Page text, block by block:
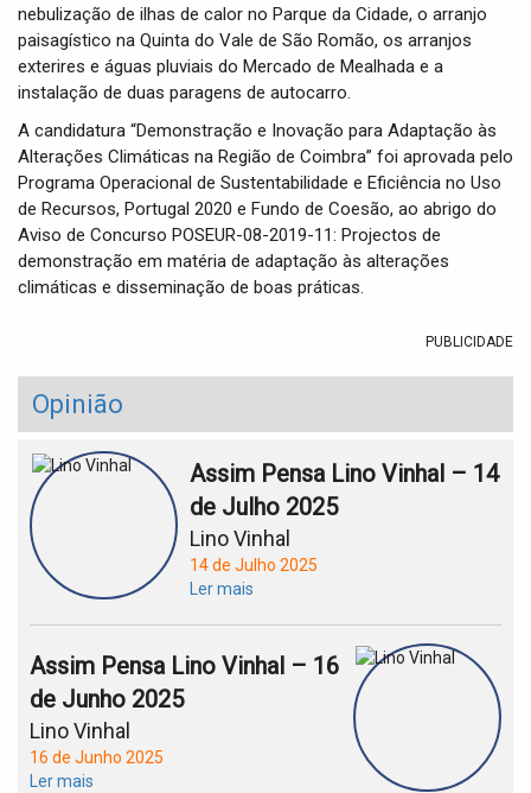
nebulização de ilhas de calor no Parque da Cidade, o arranjo
paisagístico na Quinta do Vale de São Romão, os arranjos
exterires e águas pluviais do Mercado de Mealhada e a
instalação de duas paragens de autocarro.
A candidatura “Demonstração e Inovação para Adaptação às
Alterações Climáticas na Região de Coimbra” foi aprovada pelo
Programa Operacional de Sustentabilidade e Eficiência no Uso
de Recursos, Portugal 2020 e Fundo de Coesão, ao abrigo do
Aviso de Concurso POSEUR-08-2019-11: Projectos de
demonstração em matéria de adaptação às alterações
climáticas e disseminação de boas práticas.
PUBLICIDADE
Opinião
Assim Pensa Lino Vinhal – 14
de Julho 2025
Lino Vinhal
14 de Julho 2025
Ler mais
Assim Pensa Lino Vinhal – 16
de Junho 2025
Lino Vinhal
16 de Junho 2025
Ler mais